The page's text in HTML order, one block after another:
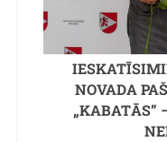
NOVADA
„KABATĀS”